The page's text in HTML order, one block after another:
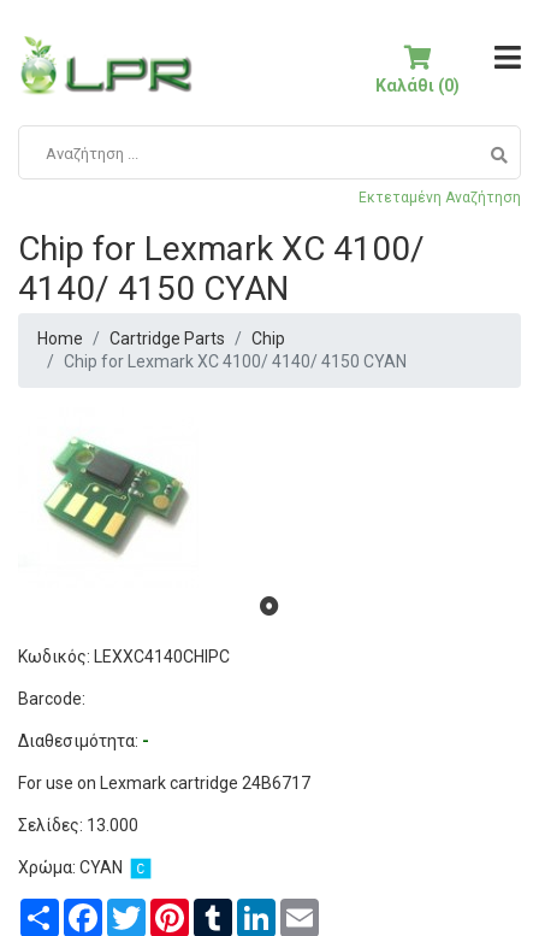
Εκτεταμένη Αναζήτηση
Καλάθι (0)
Chip for Lexmark XC 4100/
4140/ 4150 CYAN
Home Cartridge Parts
Chip
Chip for Lexmark XC 4100/ 4140/ 4150 CYAN
Κωδικός: LEXXC4140CHIPC
Barcode:
Διαθεσιμότητα: -
For use on Lexmark cartridge 24B6717
Σελίδες: 13.000
Χρώμα: CYAN
Share Facebook
TwitterPinterestTumblrLinkedIn